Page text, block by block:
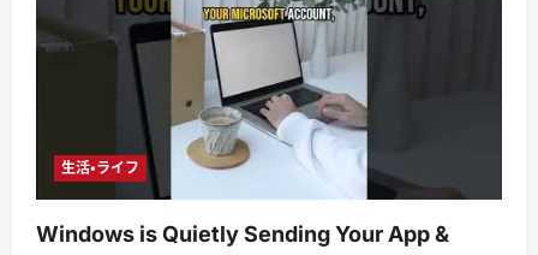
生活・ライフ
Windows is Quietly Sending Your App &